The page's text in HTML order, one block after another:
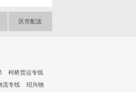
区市配送
柯桥货运专线
流专线 绍兴物